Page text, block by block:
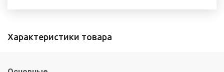
Характеристики товара